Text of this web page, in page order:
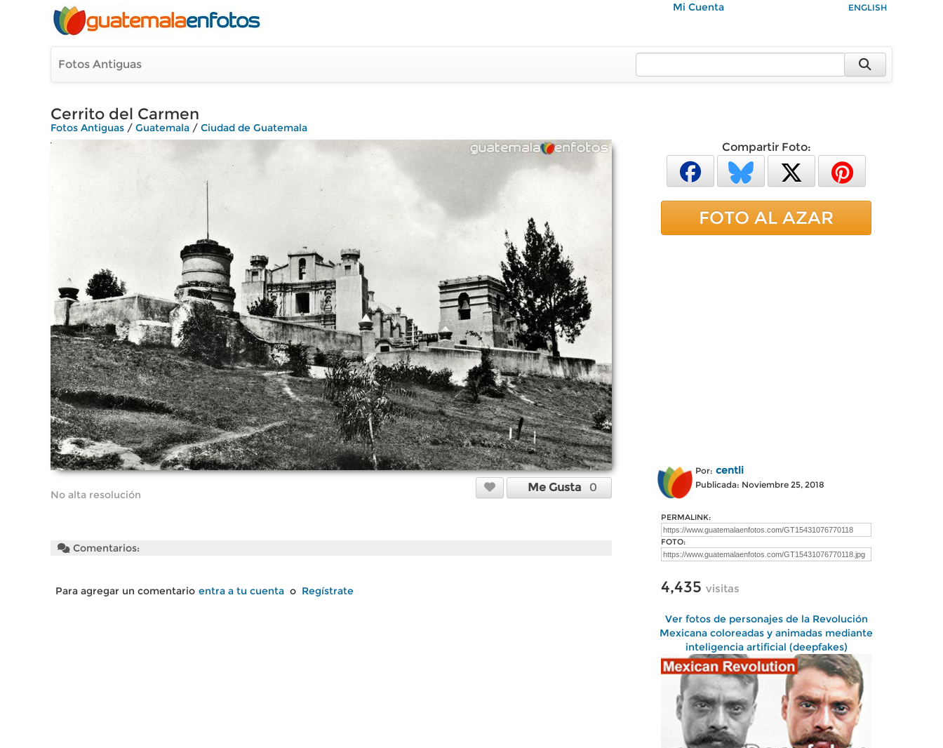
Mi Cuenta ENGLISH
Fotos Antiguas
Cerrito del Carmen
Fotos Antiguas / Guatemala / Ciudad de Guatemala
No alta resolución
Me Gusta 0
Comentarios:
Para agregar un comentario entra a tu cuenta o Regístrate
Compartir Foto:
FOTO AL AZAR
Por: centli
Publicada: Noviembre 25, 2018
PERMALINK:
FOTO:
4,435 visitas
Ver fotos de personajes de la Revolución
Mexicana coloreadas y animadas mediante
inteligencia artificial (deepfakes)